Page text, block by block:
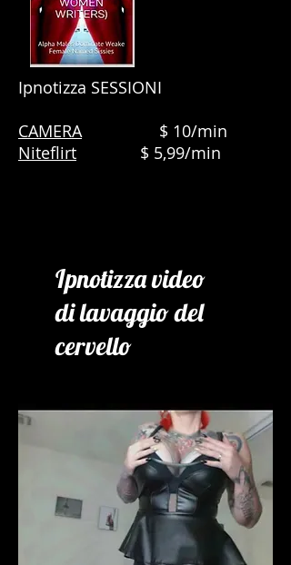
Ipnotizza SESSIONI
CAMERA
$ 10/min
Niteflirt
$ 5,99/min
Ipnotizza video
di lavaggio del
cervello